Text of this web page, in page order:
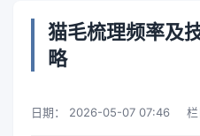
猫毛梳理频率及
略
日期： 2026-05-07 07:46 栏